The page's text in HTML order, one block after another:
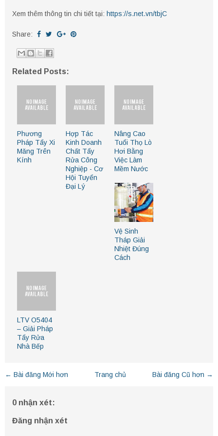
Xem thêm thông tin chi tiết tại: https://s.net.vn/tbjC
Share:
Related Posts:
Phương
Pháp Tẩy Xi
Măng Trên
Kính
Hợp Tác
Kinh Doanh
Chất Tẩy
Rửa Công
Nghiệp - Cơ
Hội Tuyển
Đại Lý
Nâng Cao
Tuổi Thọ Lò
Hơi Bằng
Việc Làm
Mềm Nước
Vệ Sinh
Tháp Giải
Nhiệt Đúng
Cách
LTV O5404
– Giải Pháp
Tẩy Rửa
Nhà Bếp
← Bài đăng Mới hơn Bài đăng Cũ hơn →
Trang chủ
0 nhận xét:
Đăng nhận xét